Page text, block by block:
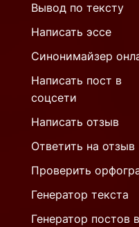
Вывод по тексту
Написать эссе
Синонимайзер
Написать пост в
соцсети
Написать отзыв
Ответить на отзыв
Проверить
Генератор текста
Генератор постов в